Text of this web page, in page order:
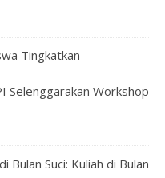
Tingkatkan
Selenggarakan Workshop
Bulan Suci: Kuliah di Bulan